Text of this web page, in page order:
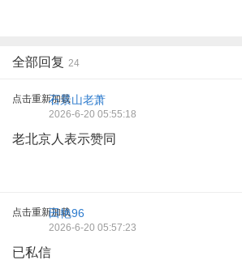
全部回复 24
点击重新加载石景山老萧
2026-6-20 05:55:18
老北京人表示赞同
点击重新加载
田艳96
2026-6-20 05:57:23
已私信